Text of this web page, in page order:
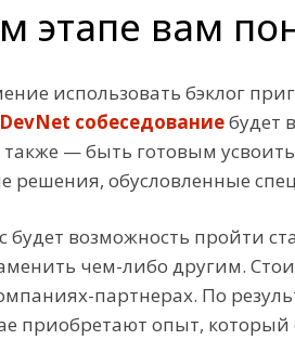
этапе вам
использовать бэклог
собеседованиебудет
также — быть готовым
решения, обусловленные
будет возможность пройти
чем-либо другим.
партнерах. По
приобретают опыт,